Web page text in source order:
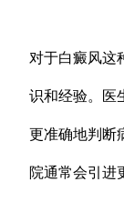
对于白癜风这
识和经验。医
更准确地判断
院通常会引进